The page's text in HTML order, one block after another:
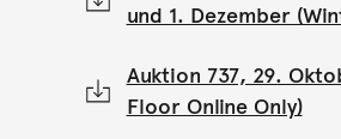
und 1. Dezember
Auktion 737, 29.
Floor Online Only)